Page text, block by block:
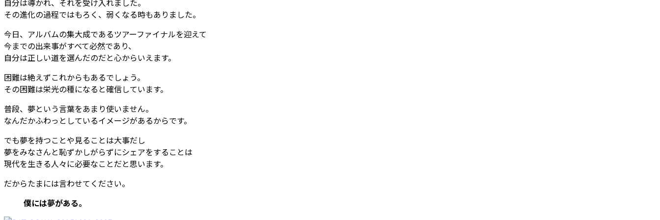
自分は導かれ、それを受け入れました。
その進化の過程ではもろく、弱くなる時もありました。
今日、アルバムの集大成であるツアーファイナルを迎えて
今までの出来事がすべて必然であり、
自分は正しい道を選んだのだと心からいえます。
困難は絶えずこれからもあるでしょう。
その困難は栄光の種になると確信しています。
普段、夢という言葉をあまり使いません。
なんだかふわっとしているイメージがあるからです。
でも夢を持つことや見ることは大事だし
夢をみなさんと恥ずかしがらずにシェアをすることは
現代を生きる人々に必要なことだと思います。
だからたまには言わせてください。
僕には夢がある。